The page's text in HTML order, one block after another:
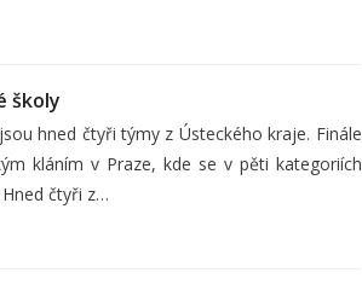
školy
hned čtyři týmy z Ústeckého kraje. Finále
kláním v Praze, kde se v pěti kategoriích
čtyři z…